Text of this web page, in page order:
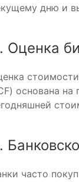
дню и
Оценка
основана на
часто